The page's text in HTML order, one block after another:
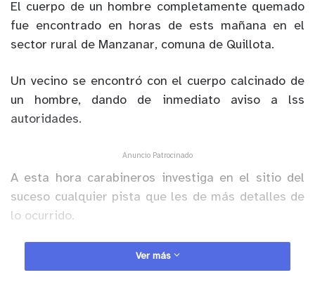
El cuerpo de un hombre completamente quemado
fue encontrado en horas de ests mañana en el
sector rural de Manzanar, comuna de Quillota.
Un vecino se encontró con el cuerpo calcinado de
un hombre, dando de inmediato aviso a lss
autoridades.
Anuncio Patrocinado
A esta hora carabineros investiga en el sitio del
suceso cualquier pista que les de más detalles de
lo ocurrido.
Ver más